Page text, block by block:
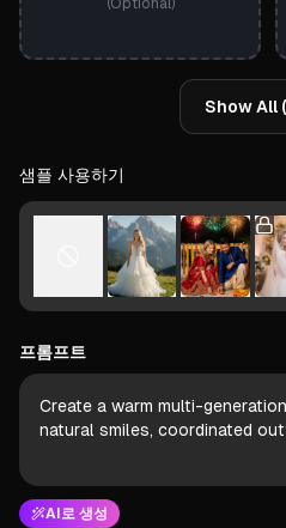
(Optional)
Show All
샘플 사용하기
프롬프트
AI로 생성